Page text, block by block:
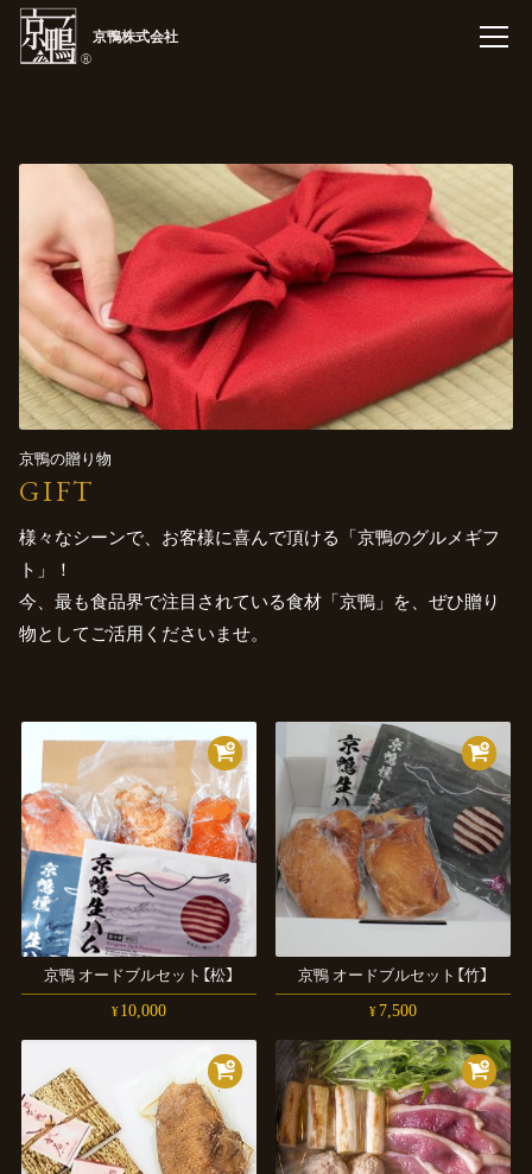
京鴨株式会社
京鴨の贈り物
GIFT
様々なシーンで、お客様に喜んで頂ける「京鴨のグルメギフ
ト」！
今、最も食品界で注目されている食材「京鴨」を、ぜひ贈り
物としてご活用くださいませ。
京鴨 オードブルセット 【松】
¥10,000
京鴨 オードブルセット 【竹】
¥ 7,500